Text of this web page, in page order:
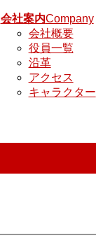
会社案内Company
会社概要
役員一覧
沿革
アクセス
キャラクター